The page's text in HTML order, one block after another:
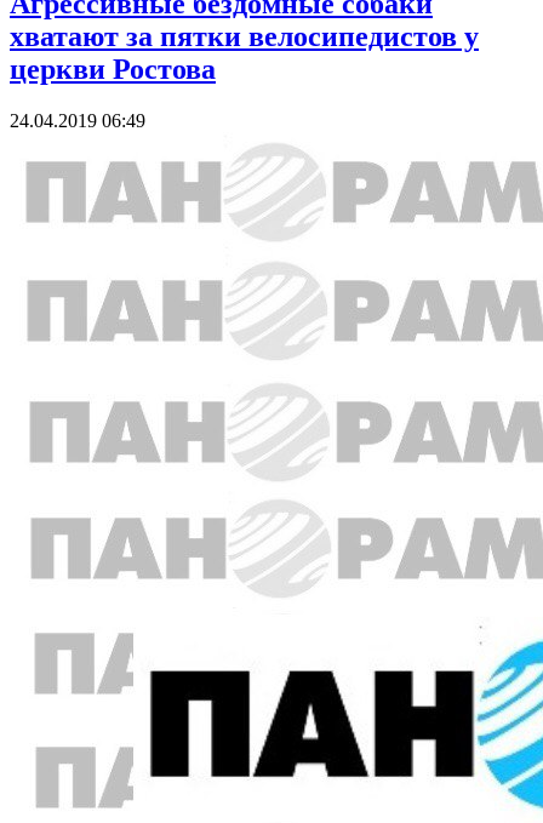
хватают за пятки велосипедистов у
церкви Ростова
24.04.2019 06:49